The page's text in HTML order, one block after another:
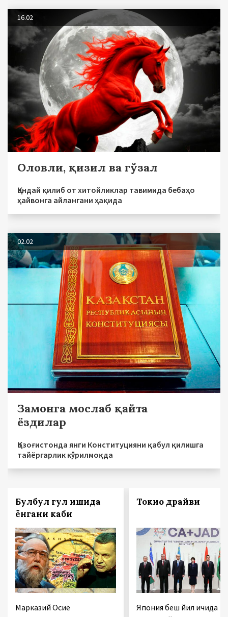
16.02
Оловли, қизил ва гўзал
Қандай қилиб от хитойликлар тавимида бебаҳо
ҳайвонга айлангани ҳақида
02.02
Замонга мослаб қайта
ёздилар
Қозоғистонда янги Конституцияни қабул қилишга
тайёргарлик кўрилмоқда
Булбул гул ишқида
ёнгани каби
Марказий Осиё
Токио драйви
Япония беш йил ичида